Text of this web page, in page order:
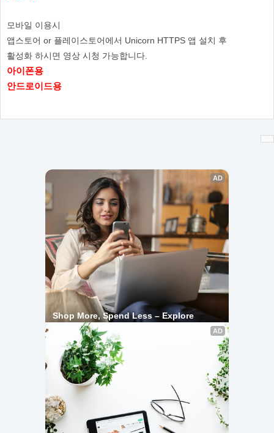
모바일 이용시
앱스토어 or 플레이스토어에서 Unicorn HTTPS 앱 설치 후
활성화 하시면 영상 시청 가능합니다.
아이폰용
안드로이드용